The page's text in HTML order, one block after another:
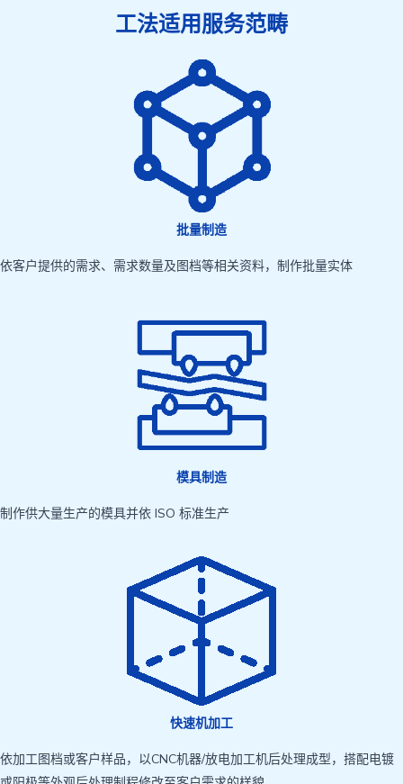
工法适用服务范畴
批量制造
依客户提供的需求、需求数量及图档等相关资料，制作批量实体
模具制造
制作供大量生产的模具并依 ISO 标准生产
快速机加工
依加工图档或客户样品，以CNC机器/放电加工机后处理成型，搭配电镀